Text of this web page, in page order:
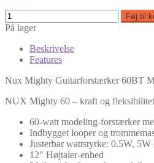
Føj til
På lager
Beskrivelse
Features
Nux Mighty Guitarforstærker 60BT
NUX Mighty 60 – kraft og
60-watt modeling-forstærker
Indbygget looper og
Justerbar wattstyrke: 0.5W,
12″ Højtaler-enhed